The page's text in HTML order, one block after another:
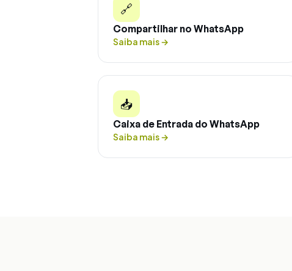
🔗
Compartilhar no WhatsApp
Saiba mais→
📥
Caixa de Entrada do WhatsApp
Saiba mais→